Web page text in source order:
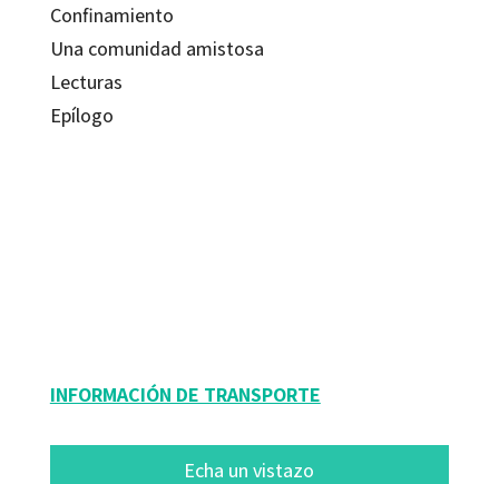
Confinamiento
Una comunidad amistosa
Lecturas
Epílogo
INFORMACIÓN DE TRANSPORTE
Echa un vistazo